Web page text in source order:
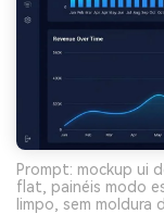
Prompt: mockup ui
flat, painéis modo
limpo, sem